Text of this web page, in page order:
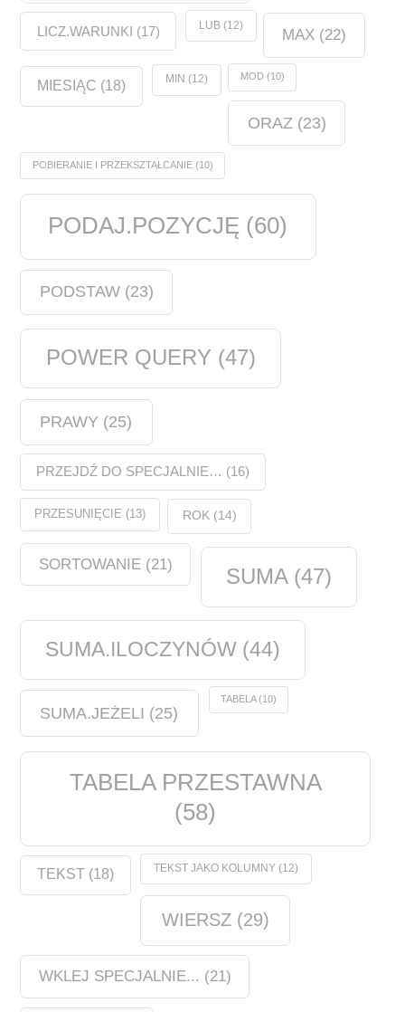
LICZ.WARUNKI (17) LUB(12)
MAX(22)
MIESIĄC (18) MIN (12) MOD(10)
ORAZ (23)
POBIERANIE I PRZEKSZTAŁCANIE(10)
PODAJ.POZYCJĘ (60)
PODSTAW(23)
POWER QUERY (47)
PRAWY (25)
PRZEJDŹ DO SPECJALNIE… (16)
PRZESUNIĘCIE (13) ROK(14)
SORTOWANIE(21) SUMA(47)
SUMA.ILOCZYNÓW (44)
SUMA.JEŻELI (25)
TABELA(10)
TABELA PRZESTAWNA
(58)
TEKST (18) TEKST JAKO KOLUMNY(12)
WIERSZ(29)
WKLEJ SPECJALNIE... (21)